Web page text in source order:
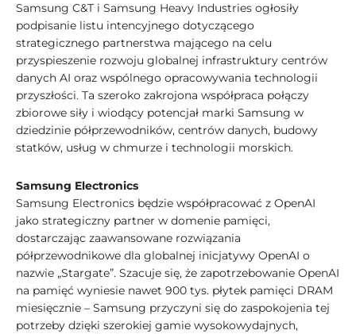
Samsung C&T i Samsung Heavy Industries ogłosiły
podpisanie listu intencyjnego dotyczącego
strategicznego partnerstwa mającego na celu
przyspieszenie rozwoju globalnej infrastruktury centrów
danych AI oraz wspólnego opracowywania technologii
przyszłości. Ta szeroko zakrojona współpraca połączy
zbiorowe siły i wiodący potencjał marki Samsung w
dziedzinie półprzewodników, centrów danych, budowy
statków, usług w chmurze i technologii morskich.
Samsung Electronics
Samsung Electronics będzie współpracować z OpenAI
jako strategiczny partner w domenie pamięci,
dostarczając zaawansowane rozwiązania
półprzewodnikowe dla globalnej inicjatywy OpenAI o
nazwie „Stargate”. Szacuje się, że zapotrzebowanie OpenAI
na pamięć wyniesie nawet 900 tys. płytek pamięci DRAM
miesięcznie – Samsung przyczyni się do zaspokojenia tej
potrzeby dzięki szerokiej gamie wysokowydajnych,